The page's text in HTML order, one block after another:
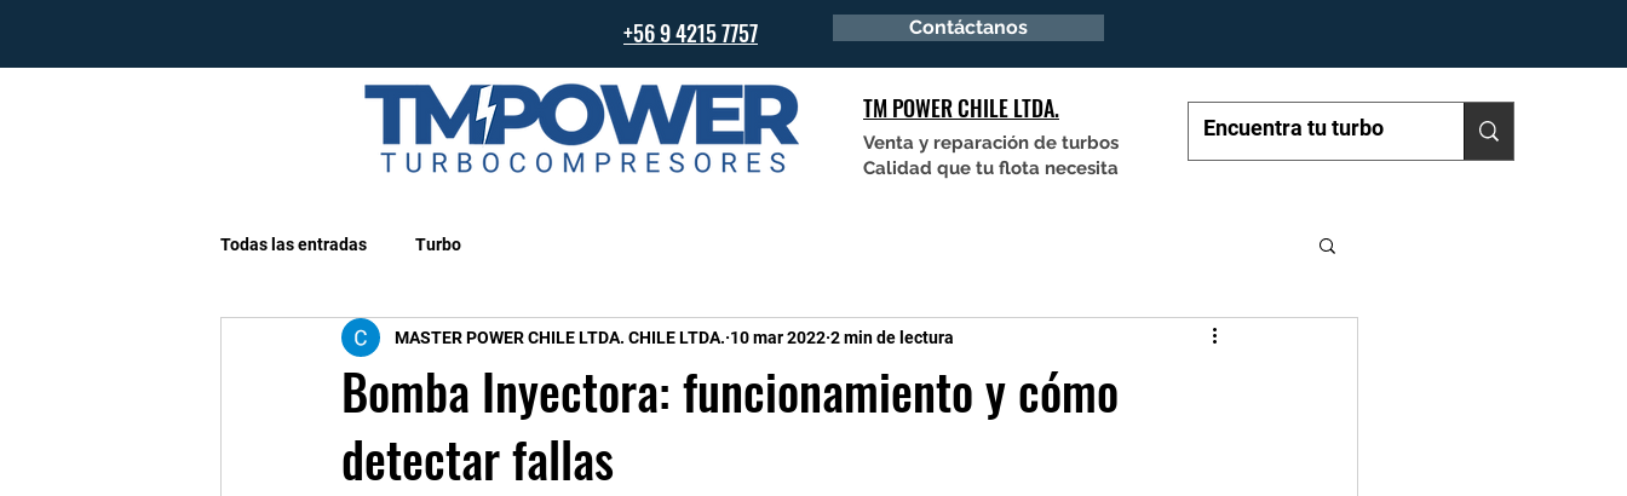
+56 9 4215 7757 Contáctanos
TM POWER CHILE LTDA.
Venta y reparación de turbos
Calidad que tu flota necesita
Todas las entradas Turbo
Bomba Inyectora: funcionamiento y cómo
detectar fallas
MASTER POWER CHILE LTDA. CHILE LTDA. 10 mar 2022 2 min de lectura